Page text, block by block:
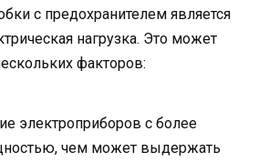
с предохранителем является
нагрузка. Это может
факторов:
электроприборов с более
чем может выдержать